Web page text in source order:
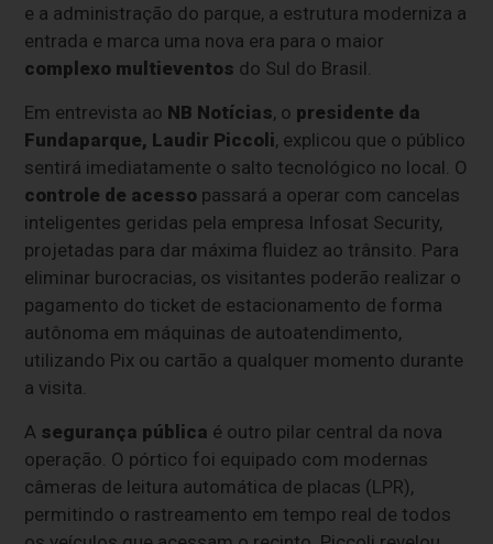
e a administração do parque, a estrutura moderniza a
entrada e marca uma nova era para o maior
complexo multieventos do Sul do Brasil.
Em entrevista ao NB Notícias, o presidente da
Fundaparque, Laudir Piccoli, explicou que o público
sentirá imediatamente o salto tecnológico no local. O
controle de acesso passará a operar com cancelas
inteligentes geridas pela empresa Infosat Security,
projetadas para dar máxima fluidez ao trânsito. Para
eliminar burocracias, os visitantes poderão realizar o
pagamento do ticket de estacionamento de forma
autônoma em máquinas de autoatendimento,
utilizando Pix ou cartão a qualquer momento durante
a visita.
A segurança pública é outro pilar central da nova
operação. O pórtico foi equipado com modernas
câmeras de leitura automática de placas (LPR),
permitindo o rastreamento em tempo real de todos